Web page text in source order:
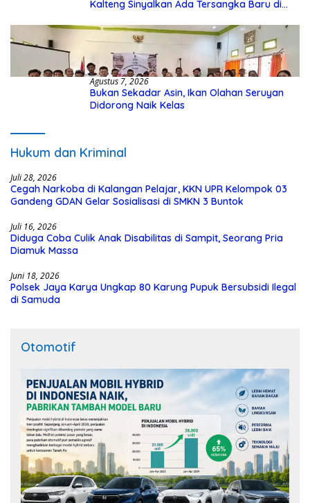
Kalteng Sinyalkan Ada Tersangka Baru di
Agustus 7, 2026
Bukan Sekadar Asin, Ikan Olahan Seruyan
Didorong Naik Kelas
Hukum dan Kriminal
Juli 28, 2026
Cegah Narkoba di Kalangan Pelajar, KKN UPR Kelompok 03
Gandeng GDAN Gelar Sosialisasi di SMKN 3 Buntok
Juli 16, 2026
Diduga Coba Culik Anak Disabilitas di Sampit, Seorang Pria
Diamuk Massa
Juni 18, 2026
Polsek Jaya Karya Ungkap 80 Karung Pupuk Bersubsidi Ilegal
di Samuda
Otomotif